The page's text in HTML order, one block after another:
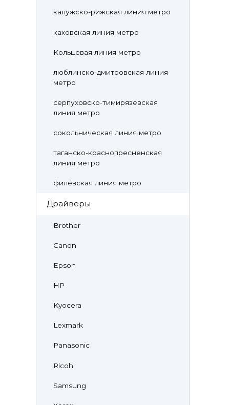
калужско-рижская линия метро
каховская линия метро
Кольцевая линия метро
люблинско-дмитровская линия
метро
серпуховско-тимирязевская
линия метро
сокольническая линия метро
таганско-краснопресненская
линия метро
филёвская линия метро
Драйверы
Brother
Canon
Epson
HP
Kyocera
Lexmark
Panasonic
Ricoh
Samsung